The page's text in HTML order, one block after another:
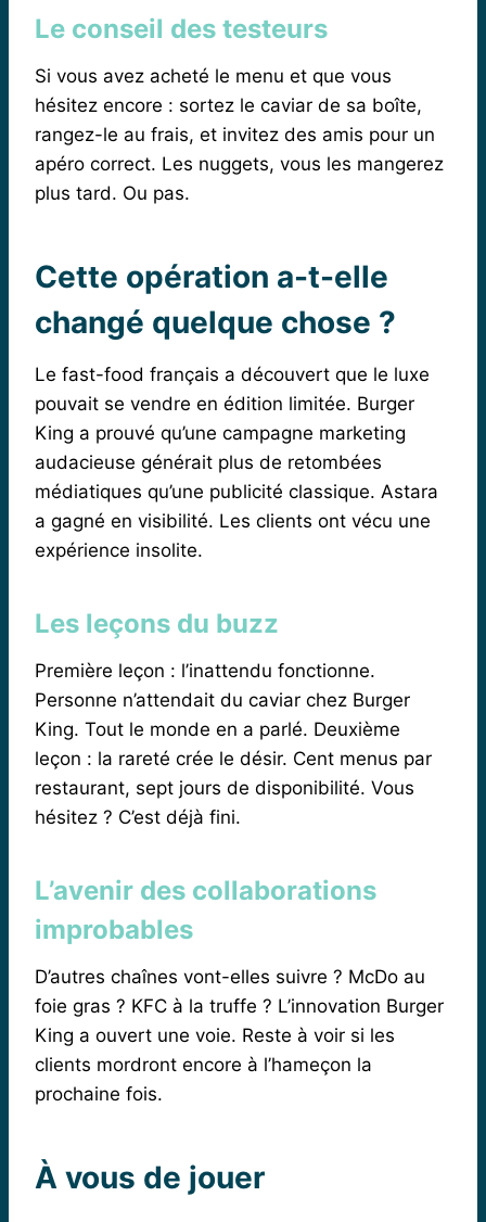
Le conseil des testeurs
Si vous avez acheté le menu et que vous
hésitez encore : sortez le caviar de sa boîte,
rangez-le au frais, et invitez des amis pour un
apéro correct. Les nuggets, vous les mangerez
plus tard. Ou pas.
Cette opération a-t-elle
changé quelque chose ?
Le fast-food français a découvert que le luxe
pouvait se vendre en édition limitée. Burger
King a prouvé qu’une campagne marketing
audacieuse générait plus de retombées
médiatiques qu’une publicité classique. Astara
a gagné en visibilité. Les clients ont vécu une
expérience insolite.
Les leçons du buzz
Première leçon : l’inattendu fonctionne.
Personne n’attendait du caviar chez Burger
King. Tout le monde en a parlé. Deuxième
leçon : la rareté crée le désir. Cent menus par
restaurant, sept jours de disponibilité. Vous
hésitez ? C’est déjà fini.
L’avenir des collaborations
improbables
D’autres chaînes vont-elles suivre ? McDo au
foie gras ? KFC à la truffe ? L’innovation Burger
King a ouvert une voie. Reste à voir si les
clients mordront encore à l’hameçon la
prochaine fois.
À vous de jouer